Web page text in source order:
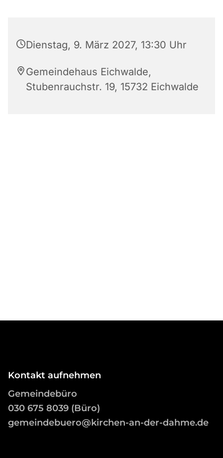
Dienstag, 9. März 2027, 13:30 Uhr
Gemeindehaus Eichwalde,
Stubenrauchstr. 19, 15732 Eichwalde
Kontakt aufnehmen
Gemeindebüro
030 675 8039 (Büro)
gemeindebuero@kirchen-an-der-dahme.de